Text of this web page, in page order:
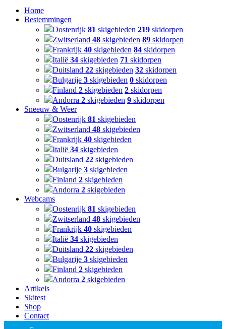
Home
Bestemmingen
Oostenrijk 81 skigebieden 219 skidorpen
Zwitserland 48 skigebieden 89 skidorpen
Frankrijk 40 skigebieden 84 skidorpen
Italië 34 skigebieden 71 skidorpen
Duitsland 22 skigebieden 32 skidorpen
Bulgarije 3 skigebieden 0 skidorpen
Finland 2 skigebieden 2 skidorpen
Andorra 2 skigebieden 9 skidorpen
Sneeuw & Weer
Oostenrijk 81 skigebieden
Zwitserland 48 skigebieden
Frankrijk 40 skigebieden
Italië 34 skigebieden
Duitsland 22 skigebieden
Bulgarije 3 skigebieden
Finland 2 skigebieden
Andorra 2 skigebieden
Webcams
Oostenrijk 81 skigebieden
Zwitserland 48 skigebieden
Frankrijk 40 skigebieden
Italië 34 skigebieden
Duitsland 22 skigebieden
Bulgarije 3 skigebieden
Finland 2 skigebieden
Andorra 2 skigebieden
Artikels
Skitest
Shop
Contact